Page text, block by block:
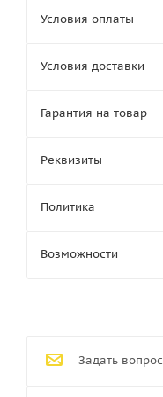
Условия оплаты
Условия доставки
Гарантия на товар
Реквизиты
Политика
Возможности
Задать вопрос